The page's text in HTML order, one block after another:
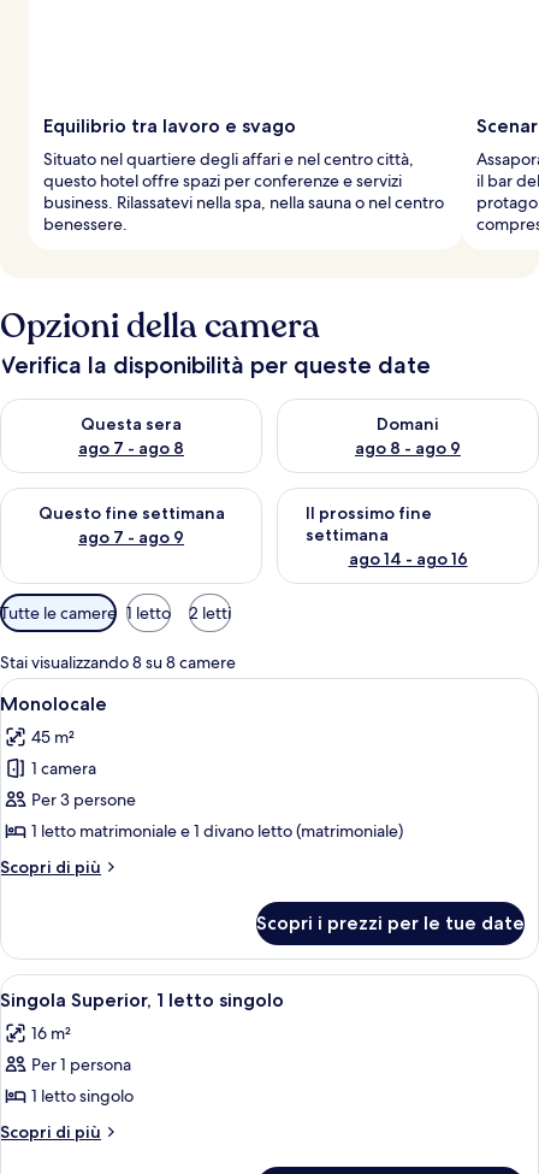
Equilibrio tra lavoro e svago
Situato nel quartiere degli affari e nel centro città,
questo hotel offre spazi per conferenze e servizi
business. Rilassatevi nella spa, nella sauna o nel centro
benessere.
il bar
Opzioni della camera
Verifica la disponibilità per queste date
Questa sera
ago 7 - ago 8
Verifica la disponibilità per questa sera, ago 7 - ago 8
Domani
ago 8 - ago 9
Verifica la disponibilità per
Questo fine settimana
ago 7 - ago 9
Verifica la disponibilità per questo fine settimana, ago 7 - ago
Il prossimo fine
settimana
ago 14 - ago 16
Verifica la disponibilità per il
Filtri
disponibili
per
le
camere
Tutte le camere 1 letto 2 letti
Stai visualizzando 8 su 8 camere
Apri
tutte
le
foto
per
Monolocale
Una camera d'albergo con due letti,
4
Monolocale
45 m²
1 camera
Per 3 persone
1 letto matrimoniale e 1 divano letto (matrimoniale)
Scopri di più
Altri
Scopri i prezzi per le tue date
Apri
tutte
le
foto
per
Singola
Camera d'albergo con una testiera
5
Singola Superior, 1 letto singolo
16 m²
Per 1 persona
1 letto singolo
Scopri di più
Altri